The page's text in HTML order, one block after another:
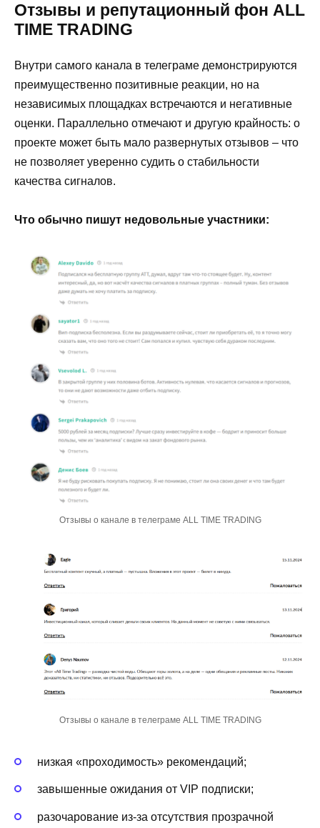
Отзывы и репутационный фон ALL
TIME TRADING
Внутри самого канала в телеграме демонстрируются
преимущественно позитивные реакции, но на
независимых площадках встречаются и негативные
оценки. Параллельно отмечают и другую крайность: о
проекте может быть мало развернутых отзывов – что
не позволяет уверенно судить о стабильности
качества сигналов.
Что обычно пишут недовольные участники:
Отзывы о канале в телеграме ALL TIME TRADING
Отзывы о канале в телеграме ALL TIME TRADING
низкая «проходимость» рекомендаций;
завышенные ожидания от VIP подписки;
разочарование из-за отсутствия прозрачной